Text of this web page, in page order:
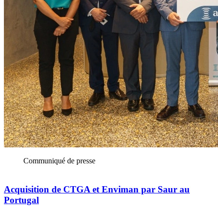
Communiqué de presse
Acquisition de CTGA et Enviman par Saur au
Portugal